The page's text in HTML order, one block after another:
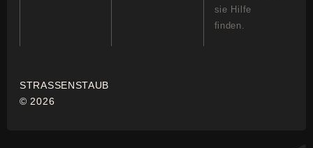
sie Hilfe
finden.
STRASSENSTAUB
© 2026